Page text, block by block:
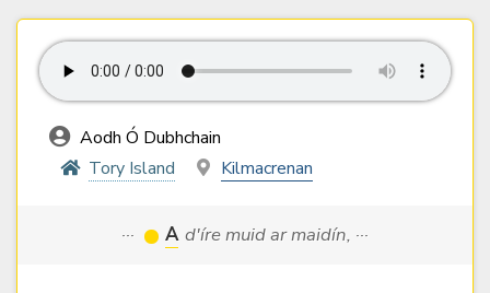
Aodh Ó Dubhchain
Tory Island
Kilmacrenan
··· A d'íre muid ar maidín, ···